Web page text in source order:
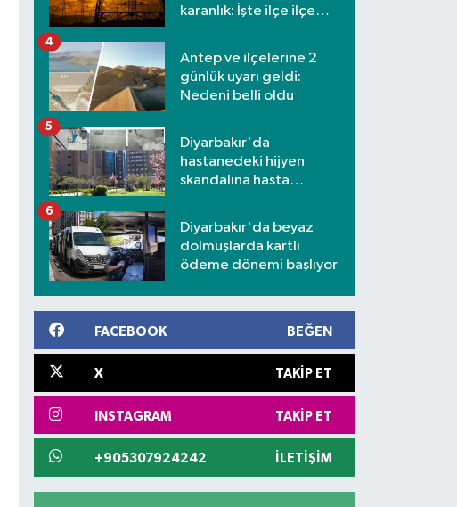
karanlık: İşte ilçe ilçe
Antep ve ilçelerine 2
günlük uyarı geldi:
Nedeni belli oldu
4
Diyarbakır'da
hastanedeki hijyen
skandalına hasta
5
Diyarbakır'da beyaz
dolmuşlarda kartlı
ödeme dönemi başlıyor
6
FACEBOOK BEĞEN
X TAKIP ET
INSTAGRAM TAKIP ET
+905307924242 İLETIŞIM